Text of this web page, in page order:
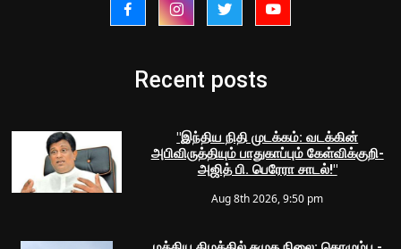
Recent posts
"இந்திய நிதி முடக்கம்: வடக்கின்
அபிவிருத்தியும் பாதுகாப்பும் கேள்விக்குறி-
அஜித் பி. பெரேரா சாடல்!"
Aug 8th 2026, 9:50 pm